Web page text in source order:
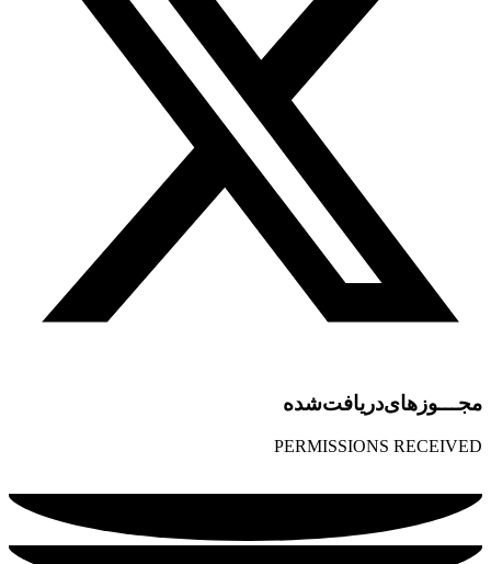
مجـــوز‌های‌دریافت‌شده
PERMISSIONS RECEIVED